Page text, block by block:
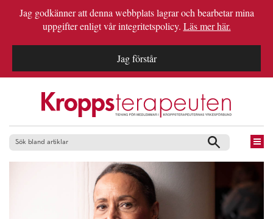
Jag godkänner att denna webbplats lagrar och bearbetar mina
uppgifter enligt vår integritetspolicy. Läs mer här.
Jag förstår